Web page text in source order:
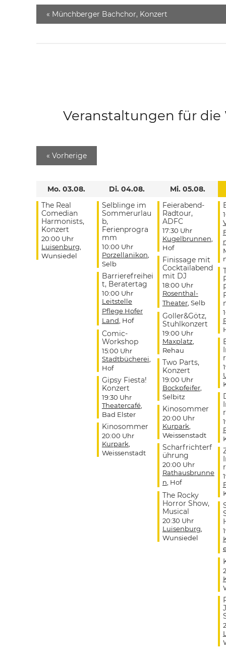
« Münchberger Bachchor, Konzert
Veranstaltungen für die
« Vorherige
Mo. 03.08.
The Real
Comedian
Harmonists,
Konzert
20:00 Uhr
Luisenburg
Wunsiedel
Di. 04.08.
Selblinge im
Sommerurlau
b,
Ferienprogra
mm
10:00 Uhr
Porzellanikon
Selb
Barrierefreihei
t, Beratertag
10:00 Uhr
Leitstelle
Pflege Hofer
Land , Hof
Comic-
Workshop
15:00 Uhr
Stadtbücherei
Hof
Gipsy Fiesta!
Konzert
19:30 Uhr
Theatercafé,
Bad Elster
Kinosommer
20:00 Uhr
Kurpark
Weissenstadt
Mi. 05.08.
Feierabend-
Radtour,
ADFC
17:30 Uhr
Kugelbrunnen
Hof
Finissage mit
Cocktailabend
mit DJ
18:00 Uhr
Rosenthal-
Theater, Selb
Goller&Götz,
Stuhlkonzert
19:00 Uhr
Maxplatz
Rehau
Two Parts,
Konzert
19:00 Uhr
Bockpfeifer,
Selbitz
Kinosommer
20:00 Uhr
Kurpark
Weissenstadt
Scharfrichterf
ührung
20:00 Uhr
Rathausbrunne
n , Hof
The Rocky
Horror Show,
Musical
20:30 Uhr
Luisenburg
Wunsiedel